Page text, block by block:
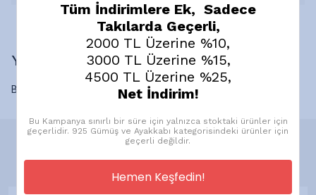
Yorumlar
Bu ürün için henüz yorum yapılmamış.
Önerilen Ürünler
Tüm İndirimlere Ek, Sadece
Takılarda Geçerli,
2000 TL Üzerine %10,
3000 TL Üzerine %15,
4500 TL Üzerine %25,
Net İndirim!
Bu Kampanya sınırlı bir süre için yalnızca stoktaki ürünler için
geçerlidir. 925 Gümüş ve Ayakkabı kategorisindeki ürünler için
geçerli değildir.
Hemen Keşfedin!